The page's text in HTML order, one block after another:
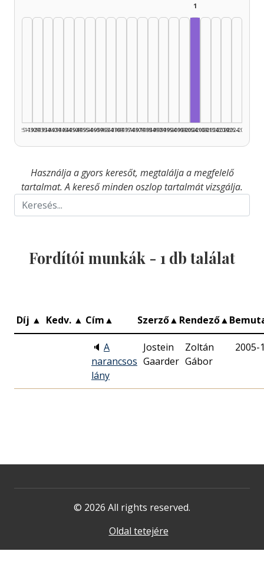
1925–1929
1930–1934
1935–1939
1940–1944
1945–1949
1950–1954
1955–1959
1960–1964
1965–1969
1970–1974
1975–1979
1980–1984
1985–1989
1990–1994
1995–1999
2000–2004
1
2005–2009
2010–2014
2015–2019
2020–2024
2025–2026
Használja a gyors keresőt, megtalálja a megfelelő
tartalmat. A kereső minden oszlop tartalmát vizsgálja.
Fordítói munkák - 1 db találat
Díj ▲ Kedv. ▲ Cím▲ Szerző▲ Rendező▲
🔈 A
narancsos
lány
Jostein
Gaarder
Zoltán
Gábor
2005-
© 2026 All rights reserved.
Oldal tetejére